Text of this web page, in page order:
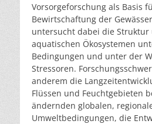
Vorsorgeforschung als Basis
Bewirtschaftung der
untersucht dabei die Struktur
aquatischen Ökosystemen
Bedingungen und unter der
Stressoren.
anderem die
Flüssen und Feuchtgebieten
ändernden globalen,
Umweltbedingungen, die